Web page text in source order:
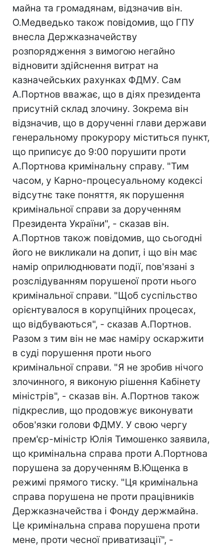
майна та громадянам, відзначив він.
О.Медведько також повідомив, що ГПУ
внесла Держказначейству
розпорядження з вимогою негайно
відновити здійснення витрат на
казначейських рахунках ФДМУ. Сам
А.Портнов вважає, що в діях президента
присутній склад злочину. Зокрема він
відзначив, що в дорученні глави держави
генеральному прокурору міститься пункт,
що приписує до 9:00 порушити проти
А.Портнова кримінальну справу. "Тим
часом, у Карно-процесуальному кодексі
відсутнє таке поняття, як порушення
кримінальної справи за дорученням
Президента України", - сказав він.
А.Портнов також повідомив, що сьогодні
його не викликали на допит, і що він має
намір оприлюднювати події, пов'язані з
розслідуванням порушеної проти нього
кримінальної справи. "Щоб суспільство
орієнтувалося в корупційних процесах,
що відбуваються", - сказав А.Портнов.
Разом з тим він не має наміру оскаржити
в суді порушення проти нього
кримінальної справи. "Я не зробив нічого
злочинного, я виконую рішення Кабінету
міністрів", - сказав він. А.Портнов також
підкреслив, що продовжує виконувати
обов'язки голови ФДМУ. У свою чергу
прем'єр-міністр Юлія Тимошенко заявила,
що кримінальна справа проти А.Портнова
порушена за дорученням В.Ющенка в
режимі прямого тиску. "Ця кримінальна
справа порушена не проти працівників
Держказначейства і Фонду держмайна.
Це кримінальна справа порушена проти
мене, проти чесної приватизації", -